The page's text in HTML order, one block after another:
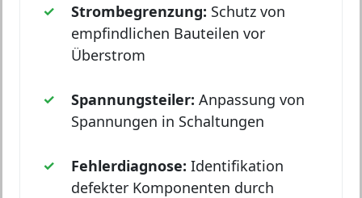
Strombegrenzung: Schutz von
empfindlichen Bauteilen vor
Überstrom
Spannungsteiler: Anpassung von
Spannungen in Schaltungen
Fehlerdiagnose: Identifikation
defekter Komponenten durch